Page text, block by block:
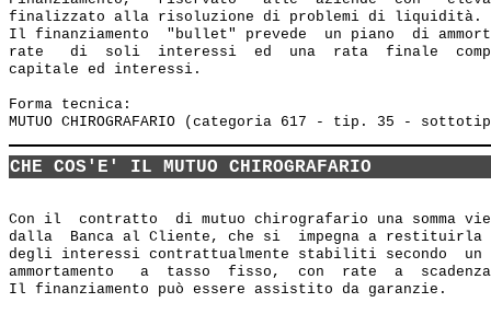
finalizzato alla risoluzione di problemi di liquidità.
Il finanziamento  "bullet" prevede  un piano  di
rate   di  soli  interessi  ed  una  rata  finale
capitale ed interessi.
Forma tecnica:
CHE COS'E' IL MUTUO CHIROGRAFARIO
Con il  contratto  di mutuo chirografario una somma
dalla  Banca al Cliente, che si  impegna a restituirla
degli interessi contrattualmente stabiliti secondo
ammortamento   a  tasso  fisso,  con  rate  a
Il finanziamento può essere assistito da garanzie.